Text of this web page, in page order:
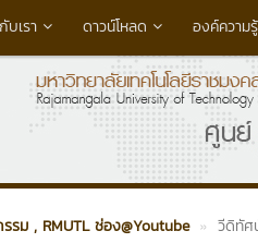
บเรา ดาวน์โหลด องค์ความรู้
รม , RMUTL ช่อง@Youtube วีดิทัศ